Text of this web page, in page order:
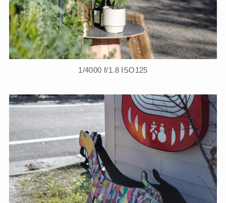
1/4000 f/1.8 ISO125